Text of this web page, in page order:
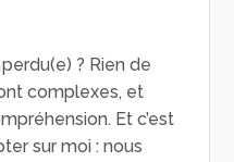
? Rien de
complexes, et
Et c’est
sur moi : nous